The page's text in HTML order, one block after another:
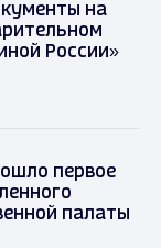
на
России»
первое
палаты